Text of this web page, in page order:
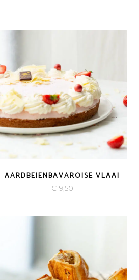
AARDBEIENBAVAROISE VLAAI
€19,50